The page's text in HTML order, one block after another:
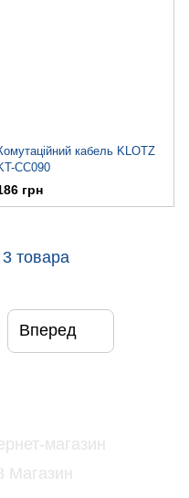
кабель KLOTZ
CC090
грн
товара
Вперед
магазин
Магазин